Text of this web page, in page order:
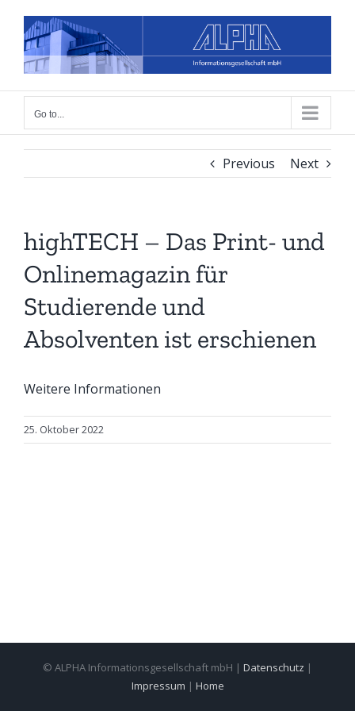
content
Go to...
Previous Next
highTECH – Das Print- und
Onlinemagazin für
Studierende und
Absolventen ist erschienen
Weitere Informationen
25. Oktober 2022
© ALPHA Informationsgesellschaft mbH | Datenschutz |
Impressum | Home